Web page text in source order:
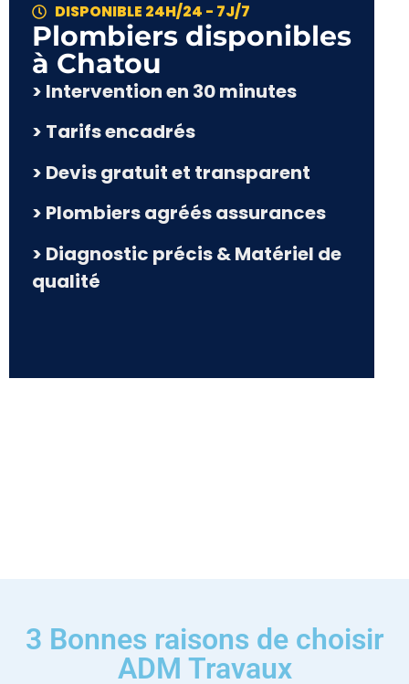
DISPONIBLE 24H/24 - 7J/7
Plombiers disponibles
à Chatou​
> Intervention en 30 minutes
> Tarifs encadrés
> Devis gratuit et transparent
> Plombiers agréés assurances
> Diagnostic précis & Matériel de
qualité
3 Bonnes raisons de choisir
ADM Travaux